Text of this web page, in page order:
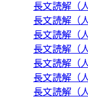
長文読解（
長文読解（
長文読解（
長文読解（
長文読解（
長文読解（
長文読解（